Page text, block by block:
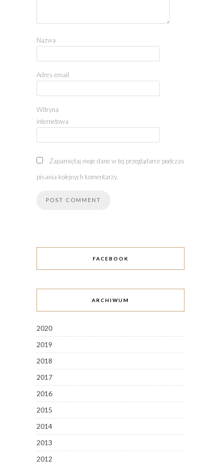
Nazwa
Adres email
Witryna
internetowa
Zapamiętaj moje dane w tej przeglądarce podczas
pisania kolejnych komentarzy.
FACEBOOK
ARCHIWUM
2020
2019
2018
2017
2016
2015
2014
2013
2012